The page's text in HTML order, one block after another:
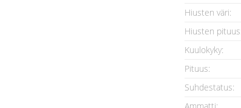
Hiusten väri:
Hiusten pituus:
Kuulokyky:
Pituus:
Suhdestatus: